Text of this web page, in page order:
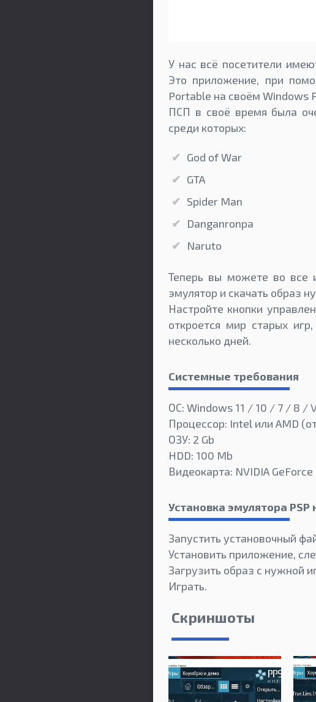
У нас всё посетители
Это приложение, при
Portable на своём Windows
ПСП в своё время была
среди которых:
God of War
GTA
Spider Man
Danganronpa
Naruto
Теперь вы можете во все
эмулятор и скачать образ
Настройте кнопки
откроется мир старых
несколько дней.
Системные требования
ОС: Windows 11 / 10 / 7 / 8 /
Процессор: Intel или AMD
ОЗУ: 2 Gb
HDD: 100 Mb
Видеокарта: NVIDIA GeForce
Установка эмулятора
Запустить установочный
Установить приложение,
Загрузить образ с нужной
Играть.
Скриншоты